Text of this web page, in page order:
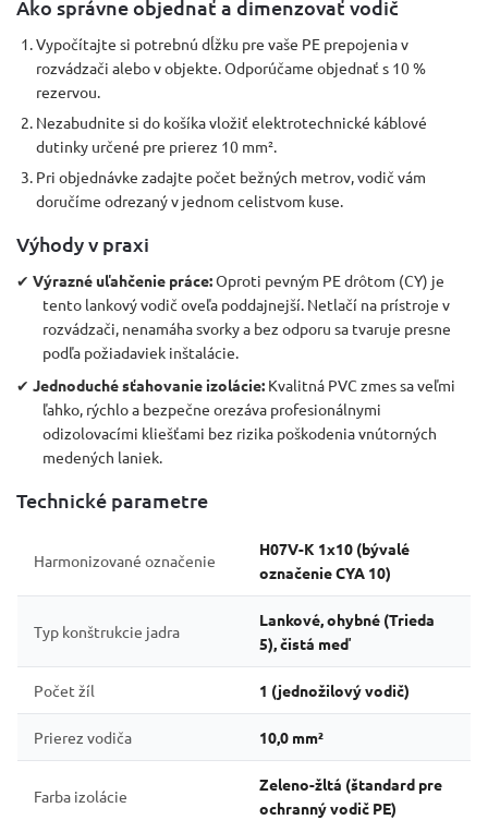
Ako správne objednať a dimenzovať vodič
Vypočítajte si potrebnú dĺžku pre vaše PE prepojenia v
rozvádzači alebo v objekte. Odporúčame objednať s 10 %
rezervou.
Nezabudnite si do košíka vložiť elektrotechnické káblové
dutinky určené pre prierez 10 mm².
Pri objednávke zadajte počet bežných metrov, vodič vám
doručíme odrezaný v jednom celistvom kuse.
Výhody v praxi
✔ Výrazné uľahčenie práce:Oproti pevným PE drôtom (CY) je
tento lankový vodič oveľa poddajnejší. Netlačí na prístroje v
rozvádzači, nenamáha svorky a bez odporu sa tvaruje presne
podľa požiadaviek inštalácie.
✔ Jednoduché sťahovanie izolácie: Kvalitná PVC zmes sa veľmi
ľahko, rýchlo a bezpečne orezáva profesionálnymi
odizolovacími kliešťami bez rizika poškodenia vnútorných
medených laniek.
Technické parametre
Harmonizované označenie
H07V-K 1x10 (bývalé
označenie CYA 10)
Typ konštrukcie jadra
Lankové, ohybné (Trieda
5), čistá meď
Počet žíl 1 (jednožilový vodič)
Prierez vodiča 10,0 mm²
Farba izolácie
Zeleno-žltá (štandard pre
ochranný vodič PE)